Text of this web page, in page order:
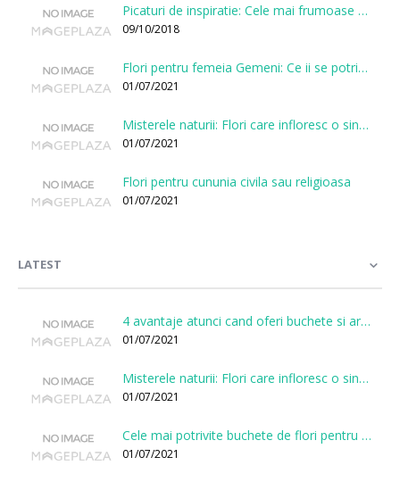
Picaturi de inspiratie: Cele mai frumoase citate despre flori
09/10/2018
Flori pentru femeia Gemeni: Ce ii se potriveste, ce ii poarta noroc si ce o caracterizeaza?
01/07/2021
Misterele naturii: Flori care infloresc o singura data la cateva sute de ani
01/07/2021
Flori pentru cununia civila sau religioasa
01/07/2021
LATEST
4 avantaje atunci cand oferi buchete si aranjamente printr-o florarie online
01/07/2021
Misterele naturii: Flori care infloresc o singura data la cateva sute de ani
01/07/2021
Cele mai potrivite buchete de flori pentru onomastici
01/07/2021